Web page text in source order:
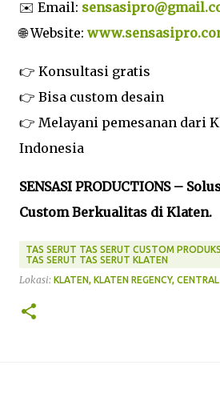
✉️ Email:
🌐 Website:
👉 Konsultasi gratis
👉 Bisa custom desain
👉 Melayani pemesanan dari
Indonesia
SENSASI PRODUCTIONS –
Custom Berkualitas di Klaten.
TAS SERUT TAS SERUT CUSTOM
TAS SERUT TAS SERUT KLATEN
Lokasi: KLATEN, KLATEN REGENCY,